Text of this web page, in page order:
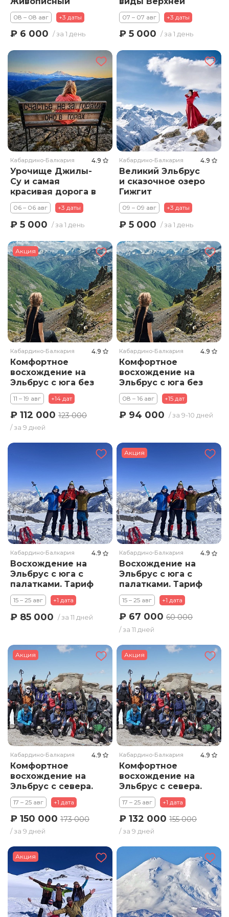
Актопарк и полет
на Параплане
08 – 08 авг +3 даты
₽ 6 000 / за 1 день
Балкарии
07 – 07 авг +3 даты
₽ 5 000 / за 1 день
Кабардино-Балкария 4.9
Урочище Джилы-
Су и самая
красивая дорога в
России
06 – 06 авг +3 даты
₽ 5 000 / за 1 день
Кабардино-Балкария 4.9
Великий Эльбрус
и сказочное озеро
Гижгит
09 – 09 авг +3 даты
₽ 5 000 / за 1 день
Акция
Кабардино-Балкария 4.9
Комфортное
восхождение на
Эльбрус с юга без
тяжелых
рюкзаков. Тариф
Премиум
11 – 19 авг +14 дат
₽ 112 000 123 000
/ за 9 дней
Кабардино-Балкария 4.9
Комфортное
восхождение на
Эльбрус с юга без
тяжелых
рюкзаков. Тариф
Стандарт
08 – 16 авг +15 дат
₽ 94 000 / за 9-10 дней
Кабардино-Балкария 4.9
Восхождение на
Эльбрус с юга с
палатками. Тариф
Премиум
15 – 25 авг +1 дата
₽ 85 000 / за 11 дней
Акция
Кабардино-Балкария 4.9
Восхождение на
Эльбрус с юга с
палатками. Тариф
Стандарт
15 – 25 авг +1 дата
₽ 67 00060 000
/ за 11 дней
Акция
Кабардино-Балкария 4.9
Комфортное
восхождение на
Эльбрус с севера.
Тариф Премиум
17 – 25 авг +1 дата
₽ 150 000 173 000
/ за 9 дней
Акция
Кабардино-Балкария 4.9
Комфортное
восхождение на
Эльбрус с севера.
Тариф Стандарт
17 – 25 авг +1 дата
₽ 132 000155 000
/ за 9 дней
Акция